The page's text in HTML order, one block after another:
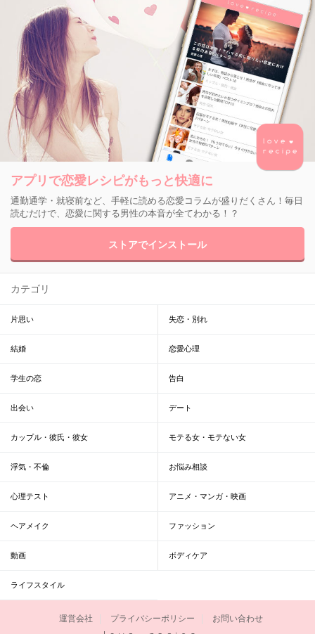
アプリで恋愛レシピがもっと快適に
通勤通学・就寝前など、手軽に読める恋愛コラムが盛りだくさん！毎日
読むだけで、恋愛に関する男性の本音が全てわかる！？
ストアでインストール
カテゴリ
片思い 失恋・別れ
結婚 恋愛心理
学生の恋 告白
出会い デート
カップル・彼氏・彼女 モテる女・モテない女
浮気・不倫 お悩み相談
心理テスト アニメ・マンガ・映画
ヘアメイク ファッション
動画 ボディケア
ライフスタイル
運営会社 プライバシーポリシー お問い合わせ